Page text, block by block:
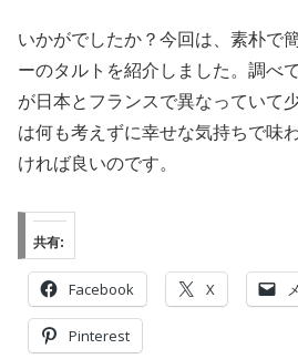
いかがでしたか？今回は、素朴で
ーのタルトを紹介しました。調べ
が日本とフランスで異なっていて
は何も考えずに幸せな気持ちで味
ければ良いのです。
共有:
Facebook X
Pinterest